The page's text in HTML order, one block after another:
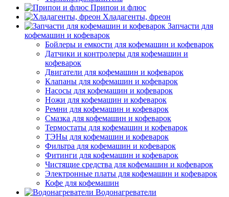
Припои и флюс
Хладагенты, фреон
Запчасти для
кофемашин и кофеварок
Бойлеры и емкости для кофемашин и кофеварок
Датчики и контролеры для кофемашин и
кофеварок
Двигатели для кофемашин и кофеварок
Клапаны для кофемашин и кофеварок
Насосы для кофемашин и кофеварок
Ножи для кофемашин и кофеварок
Ремни для кофемашин и кофеварок
Смазка для кофемашин и кофеварок
Термостаты для кофемашин и кофеварок
ТЭНы для кофемашин и кофеварок
Фильтра для кофемашин и кофеварок
Фитинги для кофемашин и кофеварок
Чистящие средства для кофемашин и кофеварок
Электронные платы для кофемашин и кофеварок
Кофе для кофемашин
Водонагреватели